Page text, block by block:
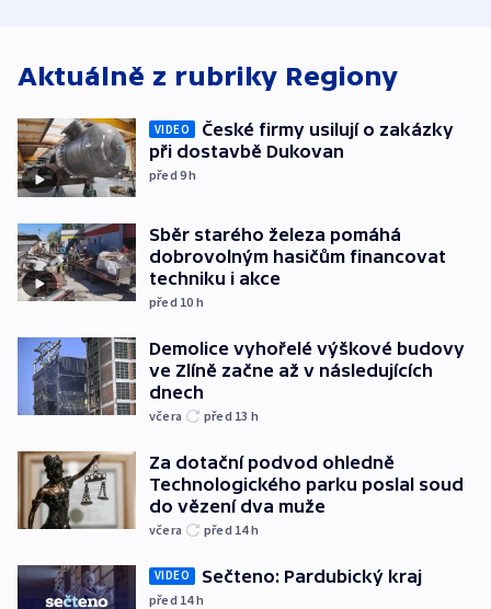
Aktuálně z rubriky Regiony
VIDEO
České firmy usilují o zakázky
při dostavbě Dukovan
před 9h
Sběr starého železa pomáhá
dobrovolným hasičům financovat
techniku i akce
před 10 h
Demolice vyhořelé výškové budovy
ve Zlíně začne až v následujících
dnech
včera před 13 h
Za dotační podvod ohledně
Technologického parku poslal soud
do vězení dva muže
včera před 14h
VIDEO Sečteno: Pardubický kraj
před 14h